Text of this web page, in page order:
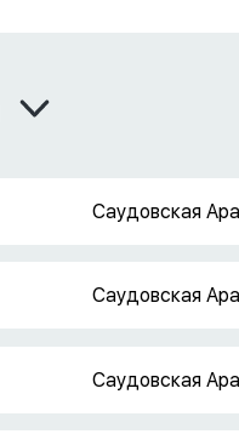
Саудовская
Саудовская
Саудовская